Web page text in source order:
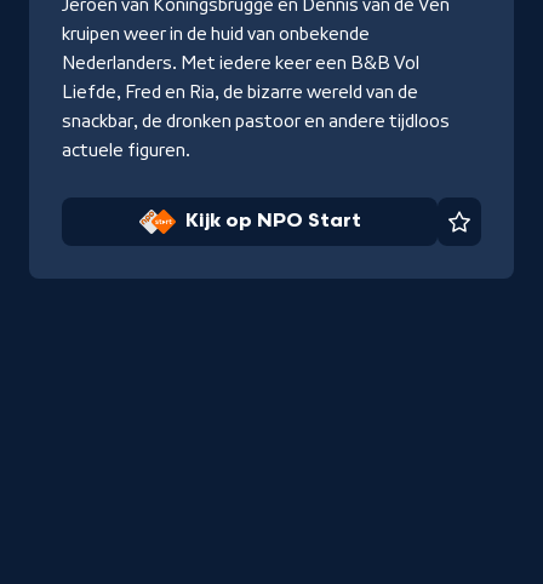
Jeroen van Koningsbrugge en Dennis van de Ven
kruipen weer in de huid van onbekende
Nederlanders. Met iedere keer een B&B Vol
Liefde, Fred en Ria, de bizarre wereld van de
snackbar, de dronken pastoor en andere tijdloos
actuele figuren.
Kijk op NPO Start